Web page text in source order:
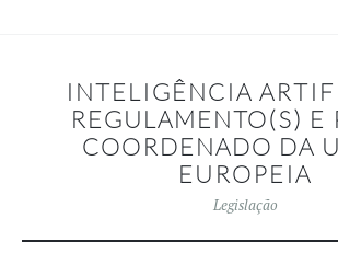
INTELIGÊNCIA
REGULAMENTO(S) E
COORDENADO DA
EUROPEIA
Legislação